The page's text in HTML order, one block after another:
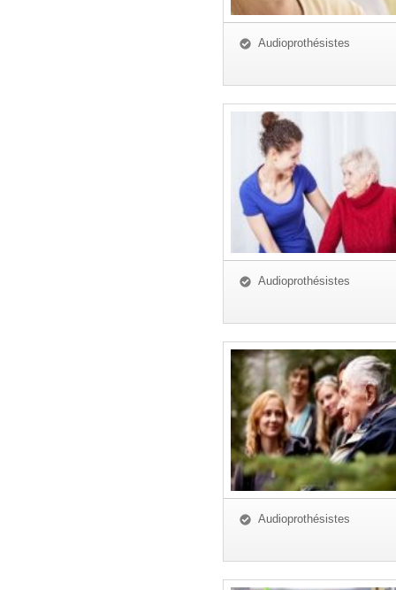
Audioprothésistes
Audioprothésistes
Audioprothésistes